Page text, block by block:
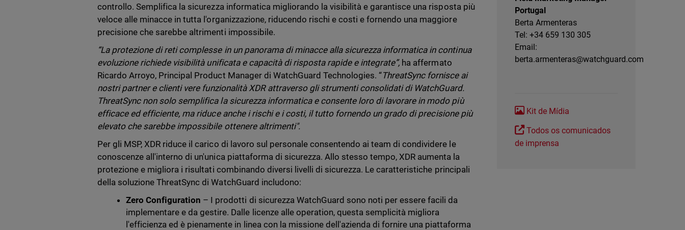
controllo. Semplifica la sicurezza informatica migliorando la visibilità e garantisce una risposta più
veloce alle minacce in tutta l'organizzazione, riducendo rischi e costi e fornendo una maggiore
precisione che sarebbe altrimenti impossibile.
“La protezione di reti complesse in un panorama di minacce alla sicurezza informatica in continua
evoluzione richiede visibilità unificata e capacità di risposta rapide e integrate”, ha affermato
Ricardo Arroyo, Principal Product Manager di WatchGuard Technologies. “ThreatSync fornisce ai
nostri partner e clienti vere funzionalità XDR attraverso gli strumenti consolidati di WatchGuard.
ThreatSync non solo semplifica la sicurezza informatica e consente loro di lavorare in modo più
efficace ed efficiente, ma riduce anche i rischi e i costi, il tutto fornendo un grado di precisione più
elevato che sarebbe impossibile ottenere altrimenti".
Per gli MSP, XDR riduce il carico di lavoro sul personale consentendo ai team di condividere le
conoscenze all'interno di un'unica piattaforma di sicurezza. Allo stesso tempo, XDR aumenta la
protezione e migliora i risultati combinando diversi livelli di sicurezza. Le caratteristiche principali
della soluzione ThreatSync di WatchGuard includono:
Zero Configuration – I prodotti di sicurezza WatchGuard sono noti per essere facili da
implementare e da gestire. Dalle licenze alle operation, questa semplicità migliora
l'efficienza ed è pienamente in linea con la missione dell'azienda di fornire una piattaforma
Portugal
Berta Armenteras
Tel: +34 659 130 305
Email:
berta.armenteras@watchguard.com
Kit de Mídia
Todos os comunicados
de imprensa